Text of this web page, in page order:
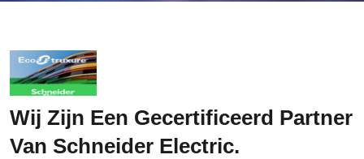
Wij Zijn Een Gecertificeerd Partner
Van Schneider Electric.